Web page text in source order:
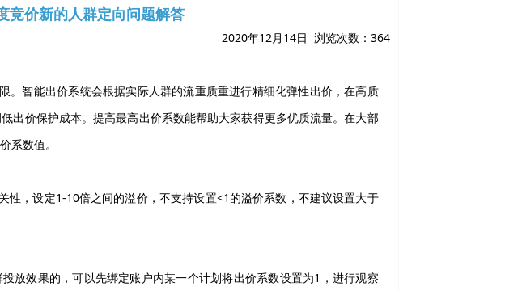
竞价新的人群定向问题解答
2020年12月14日 浏览次数： 364
。智能出价系统会根据实际人群的流重质重进行精细化弹性出价，在高质
出价保护成本。提高最高出价系数能帮助大家获得更多优质流量。在大部
系数值。
性，设定1-10倍之间的溢价，不支持设置<1的溢价系数，不建议设置大于
放效果的，可以先绑定账户内某一个计划将出价系数设置为1，进行观察